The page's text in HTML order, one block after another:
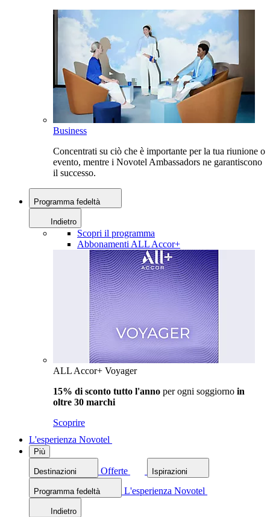
Business
Concentrati su ciò che è importante per la tua riunione o
evento, mentre i Novotel Ambassadors ne garantiscono
il successo.
Programma fedeltà
Indietro
Scopri il programma
Abbonamenti ALL Accor+
ALL Accor+ Voyager
15% di sconto tutto l'anno per ogni soggiorno in
oltre 30 marchi
Scoprire
L'esperienza Novotel
Più
Destinazioni Offerte Ispirazioni
Programma fedeltà L'esperienza Novotel
Indietro